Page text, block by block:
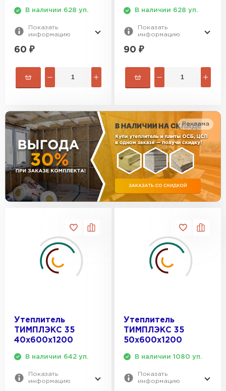
В наличии 628 уп.
Показать
информацию
60 ₽
В наличии 628 уп.
Показать
информацию
90 ₽
Реклама
Утеплитель
ТИМПЛЭКС 35
40х600х1200
В наличии 642 уп.
Показать
информацию
Утеплитель
ТИМПЛЭКС 35
50х600х1200
В наличии 1080 уп.
Показать
информацию
ПЕРЕЙТИ
Утеплитель Hotrock
ПЕРЕЙТИ
Утеплитель Xotpipe
ПЕРЕЙТИ
Утеплитель Эковер
ПЕРЕЙТИ
Утеплитель Изовол
ПЕРЕЙТИ
Утеплитель Юматекс
Утеплитель Теплекс
Утеплитель Дирок
Утеплитель Белтеп
Утеплитель Термит
Утеплитель Ruspanel
Утеплитель Брит